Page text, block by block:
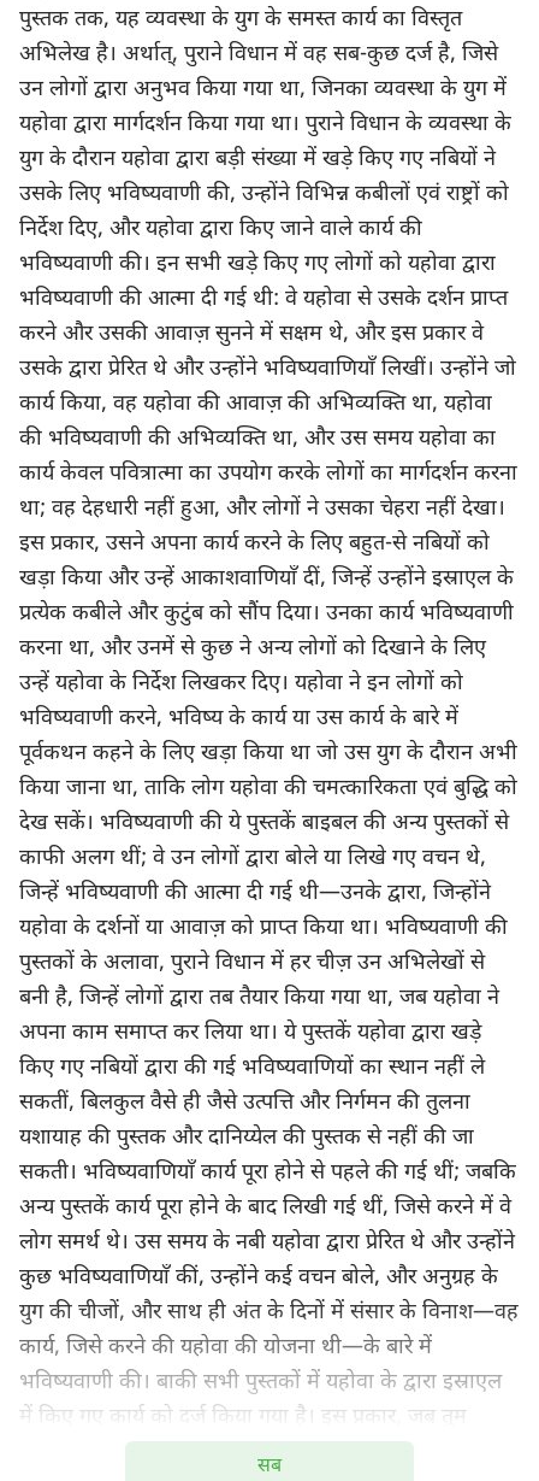
पुस्तक तक, यह व्यवस्था के युग के समस्त कार्य का विस्तृत
अभिलेख है। अर्थात्, पुराने विधान में वह सब-कुछ दर्ज है, जिसे
उन लोगों द्वारा अनुभव किया गया था, जिनका व्यवस्था के युग में
यहोवा द्वारा मार्गदर्शन किया गया था। पुराने विधान के व्यवस्था के
युग के दौरान यहोवा द्वारा बड़ी संख्या में खड़े किए गए नबियों ने
उसके लिए भविष्यवाणी की, उन्होंने विभिन्न कबीलों एवं राष्ट्रों को
निर्देश दिए, और यहोवा द्वारा किए जाने वाले कार्य की
भविष्यवाणी की। इन सभी खड़े किए गए लोगों को यहोवा द्वारा
भविष्यवाणी की आत्मा दी गई थी: वे यहोवा से उसके दर्शन प्राप्त
करने और उसकी आवाज़ सुनने में सक्षम थे, और इस प्रकार वे
उसके द्वारा प्रेरित थे और उन्होंने भविष्यवाणियाँ लिखीं। उन्होंने जो
कार्य किया, वह यहोवा की आवाज़ की अभिव्यक्ति था, यहोवा
की भविष्यवाणी की अभिव्यक्ति था, और उस समय यहोवा का
कार्य केवल पवित्रात्मा का उपयोग करके लोगों का मार्गदर्शन करना
था; वह देहधारी नहीं हुआ, और लोगों ने उसका चेहरा नहीं देखा।
इस प्रकार, उसने अपना कार्य करने के लिए बहुत-से नबियों को
खड़ा किया और उन्हें आकाशवाणियाँ दीं, जिन्हें उन्होंने इस्राएल के
प्रत्येक कबीले और कुटुंब को सौंप दिया। उनका कार्य भविष्यवाणी
करना था, और उनमें से कुछ ने अन्य लोगों को दिखाने के लिए
उन्हें यहोवा के निर्देश लिखकर दिए। यहोवा ने इन लोगों को
भविष्यवाणी करने, भविष्य के कार्य या उस कार्य के बारे में
पूर्वकथन कहने के लिए खड़ा किया था जो उस युग के दौरान अभी
किया जाना था, ताकि लोग यहोवा की चमत्कारिकता एवं बुद्धि को
देख सकें। भविष्यवाणी की ये पुस्तकें बाइबल की अन्य पुस्तकों से
काफी अलग थीं; वे उन लोगों द्वारा बोले या लिखे गए वचन थे,
जिन्हें भविष्यवाणी की आत्मा दी गई थी—उनके द्वारा, जिन्होंने
यहोवा के दर्शनों या आवाज़ को प्राप्त किया था। भविष्यवाणी की
पुस्तकों के अलावा, पुराने विधान में हर चीज़ उन अभिलेखों से
बनी है, जिन्हें लोगों द्वारा तब तैयार किया गया था, जब यहोवा ने
अपना काम समाप्त कर लिया था। ये पुस्तकें यहोवा द्वारा खड़े
किए गए नबियों द्वारा की गई भविष्यवाणियों का स्थान नहीं ले
सकतीं, बिलकुल वैसे ही जैसे उत्पत्ति और निर्गमन की तुलना
यशायाह की पुस्तक और दानिय्येल की पुस्तक से नहीं की जा
सकती। भविष्यवाणियाँ कार्य पूरा होने से पहले की गई थीं; जबकि
अन्य पुस्तकें कार्य पूरा होने के बाद लिखी गई थीं, जिसे करने में वे
लोग समर्थ थे। उस समय के नबी यहोवा द्वारा प्रेरित थे और उन्होंने
कुछ भविष्यवाणियाँ कीं, उन्होंने कई वचन बोले, और अनुग्रह के
युग की चीजों, और साथ ही अंत के दिनों में संसार के विनाश—वह
कार्य, जिसे करने की यहोवा की योजना थी—के बारे में
भविष्यवाणी की। बाकी सभी पुस्तकों में यहोवा के द्वारा इस्राएल
में किए गए कार्य को दर्ज किया गया है। इस प्रकार, जब तुम
बाइबल पढ़ते हो, तो तुम मुख्य रूप से यहोवा द्वारा इस्राएल में
सब